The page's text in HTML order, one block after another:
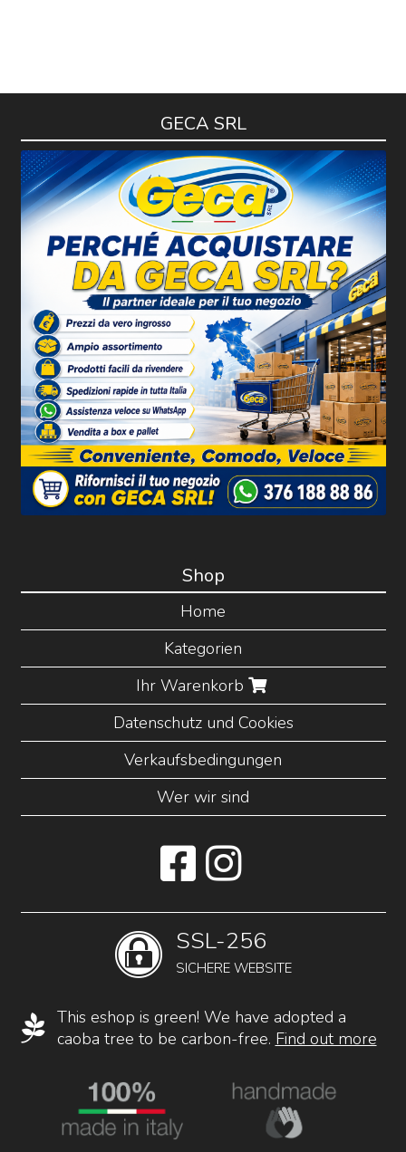
GECA SRL
Shop
Home
Kategorien
Ihr Warenkorb
Datenschutz und Cookies
Verkaufsbedingungen
Wer wir sind
SSL-256
SICHERE WEBSITE
This eshop is green! We have adopted a
caoba tree to be carbon-free. Find out more